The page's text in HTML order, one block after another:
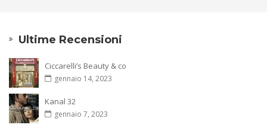
Ultime Recensioni
Ciccarelli’s Beauty & co
gennaio 14, 2023
Kanal 32
gennaio 7, 2023